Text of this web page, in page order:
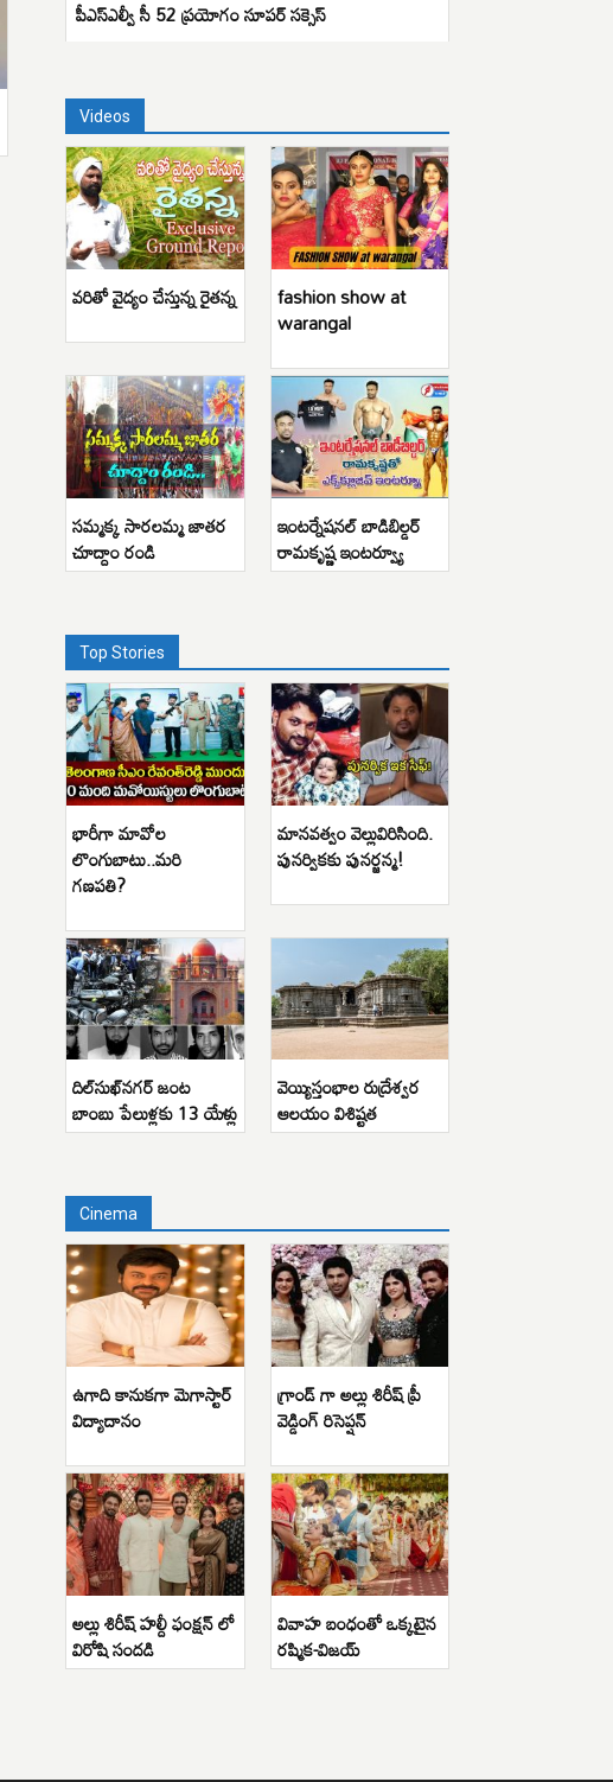
పీఎస్ఎల్వీ సీ 52 ప్రయోగం సూపర్ సక్సెస్
Videos
వరితో వైద్యం చేస్తున్న రైతన్న fashion show at
warangal
సమ్మక్క సారలమ్మ జాతర
చూద్దాం రండి
ఇంటర్నేషనల్ బాడిబిల్డర్
రామకృష్ణ ఇంటర్వ్యూ
Top Stories
భారీగా మావోల
లొంగుబాటు..మరి
గణపతి?
మానవత్వం వెల్లువిరిసింది.
పునర్వికకు పునర్జన్మ!
దిల్‌సుఖ్‌నగర్ జంట
బాంబు పేలుళ్లకు 13 యేళ్లు
వెయ్యిస్తంభాల రుద్రేశ్వర
ఆలయం విశిష్టత
Cinema
ఉగాది కానుకగా మెగాస్టార్
విద్యాదానం
గ్రాండ్ గా అల్లు శిరీష్ ప్రీ
వెడ్డింగ్ రిసెప్షన్
అల్లు శిరీష్ హల్దీ ఫంక్షన్ లో
విరోషి సందడి
వివాహ బంధంతో ఒక్కటైన
రష్మిక-విజయ్